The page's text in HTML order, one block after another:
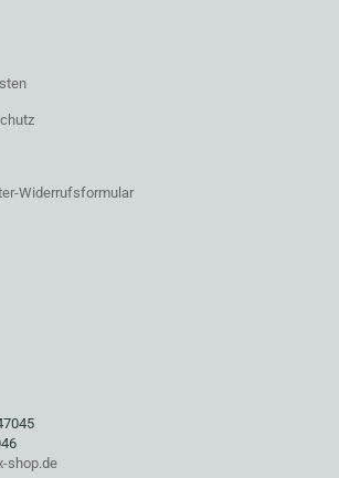
Widerrufsformular
shop.de